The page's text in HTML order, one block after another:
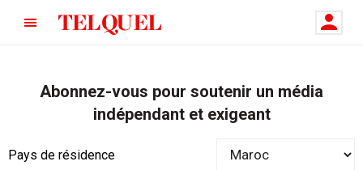
Abonnez-vous pour soutenir un média
indépendant et exigeant
Pays de résidence